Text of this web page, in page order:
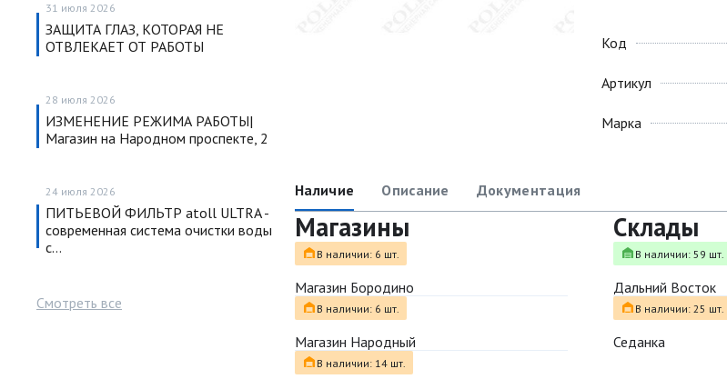
31 июля 2026
ЗАЩИТА ГЛАЗ, КОТОРАЯ НЕ
ОТВЛЕКАЕТ ОТ РАБОТЫ
28 июля 2026
ИЗМЕНЕНИЕ РЕЖИМА РАБОТЫ|
Магазин на Народном проспекте, 2
24 июля 2026
ПИТЬЕВОЙ ФИЛЬТР atoll ULTRA -
современная система очистки воды
с…
Смотреть все
Код
Артикул
Марка
Наличие Описание Документация
Магазины
В наличии: 6 шт.
Магазин Бородино
В наличии: 6 шт.
Магазин Народный
В наличии: 14 шт.
Склады
В наличии: 59 шт.
Дальний Восток
В наличии: 25 шт.
Седанка